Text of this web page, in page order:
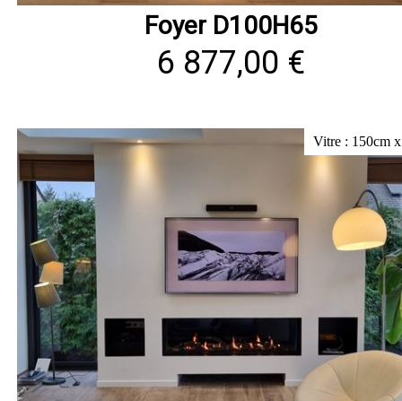
Foyer D100H65
6 877,00 €
Vitre : 150cm